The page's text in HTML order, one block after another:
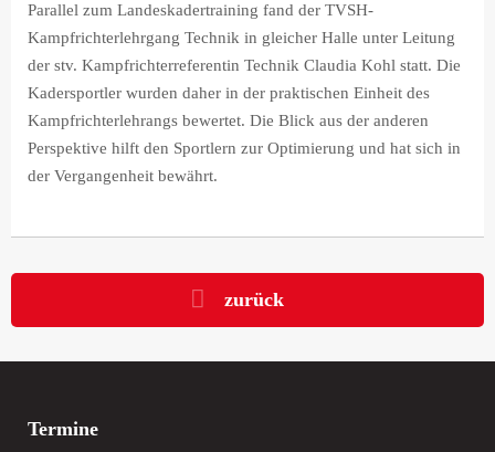
Parallel zum Landeskadertraining fand der TVSH-
Kampfrichterlehrgang Technik in gleicher Halle unter Leitung
der stv. Kampfrichterreferentin Technik Claudia Kohl statt. Die
Kadersportler wurden daher in der praktischen Einheit des
Kampfrichterlehrangs bewertet. Die Blick aus der anderen
Perspektive hilft den Sportlern zur Optimierung und hat sich in
der Vergangenheit bewährt.
zurück
Termine